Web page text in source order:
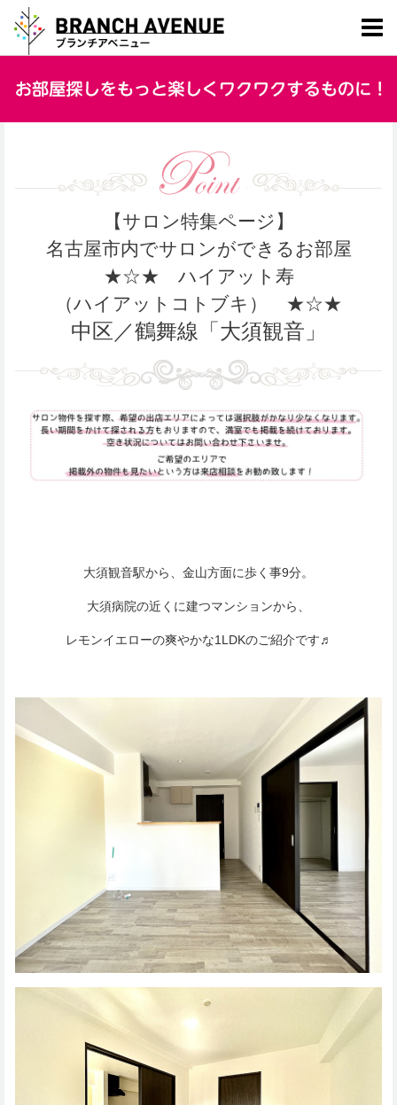
【サロン特集ページ】
名古屋市内でサロンができるお部屋
★☆★ ハイアット寿
（ハイアットコトブキ） ★☆★
中区／鶴舞線「大須観音」
大須観音駅から、金山方面に歩く事9分。
大須病院の近くに建つマンションから、
レモンイエローの爽やかな1LDKのご紹介です♬